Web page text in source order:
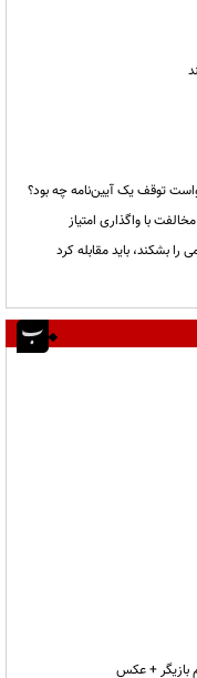
توقف یک آیین‌نامه چه بود؟
با واگذاری امتیاز
بشکند، باید مقابله کرد
بازیگر + عکس